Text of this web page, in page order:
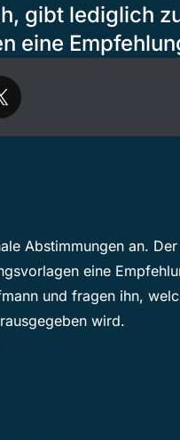
gibt lediglich
eine
Abstimmungen an.
eine
und fragen ihn,
wird.